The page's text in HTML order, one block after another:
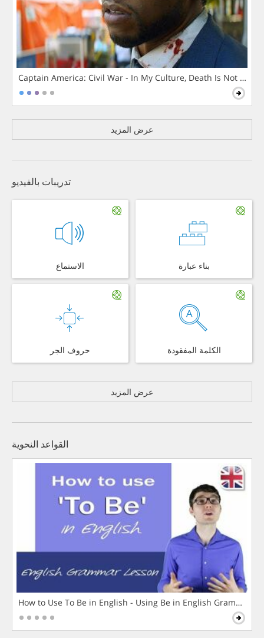
Captain America: Civil War - In My Culture, Death Is Not The
عرض المزيد
تدريبات بالفيديو
الاستماع بناء عبارة
حروف الجر الكلمة المفقودة
عرض المزيد
القواعد النحوية
How to Use To Be in English - Using Be in English Grammar